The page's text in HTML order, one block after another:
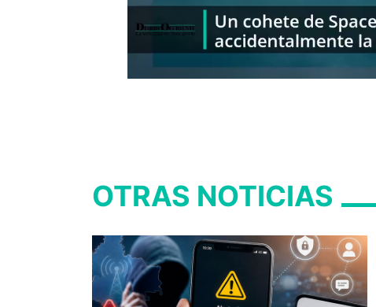
OTRAS NOTICIAS